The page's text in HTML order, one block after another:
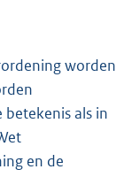
worden
als in
en de